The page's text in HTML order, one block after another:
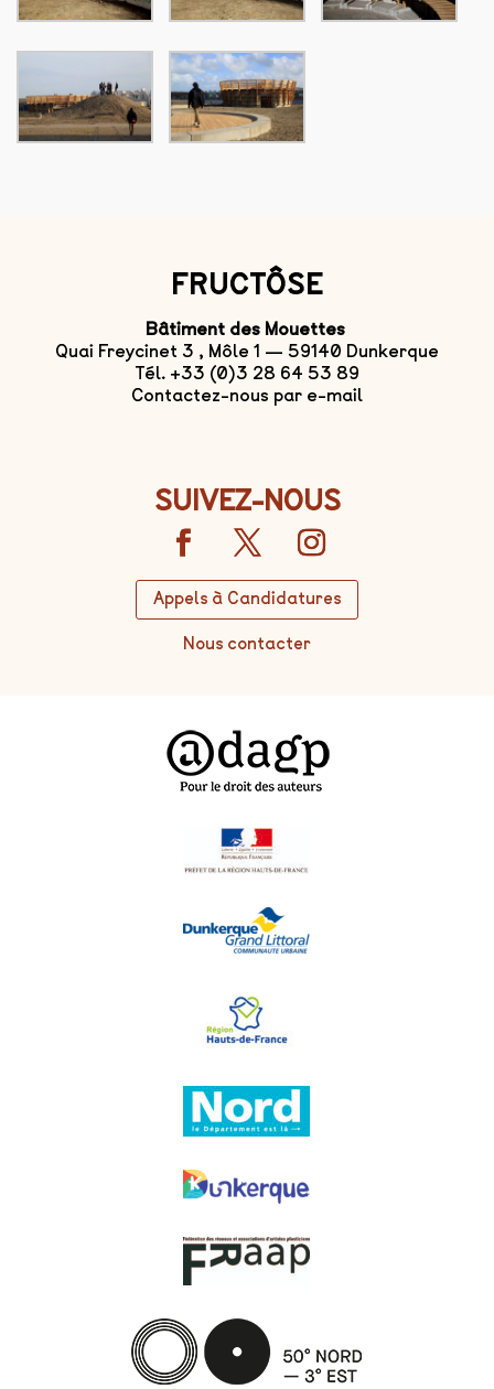
FRUCTÔSE
Bâtiment des Mouettes
Quai Freycinet 3 , Môle 1 — 59140 Dunkerque
Tél. +33 (0)3 28 64 53 89
Contactez-nous par e-mail
SUIVEZ-NOUS
Appels à Candidatures
Nous contacter